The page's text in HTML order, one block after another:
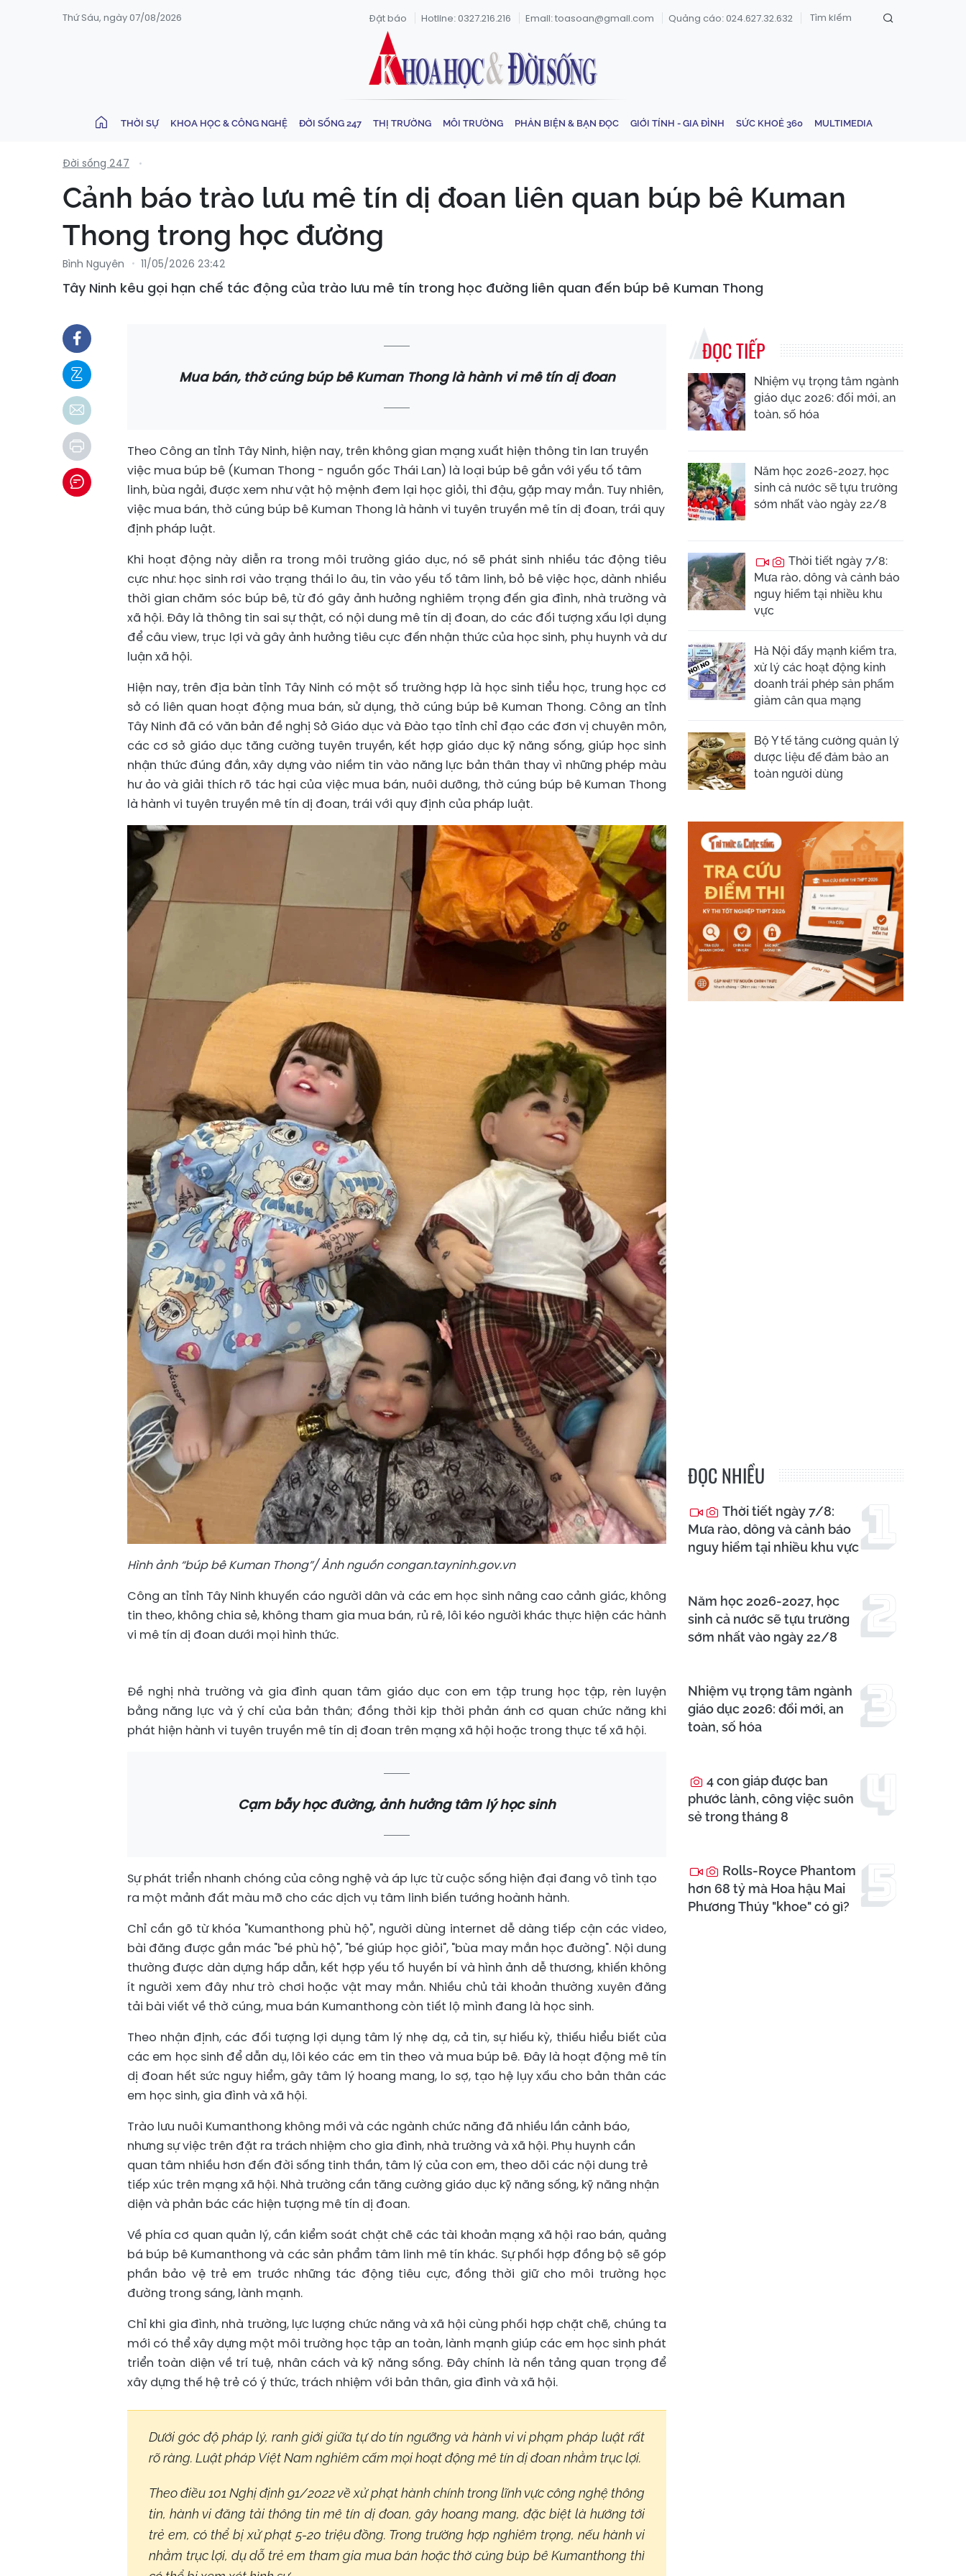
Thứ Sáu, ngày 07/08/2026 Đặt báo Hotline: 0327.216.216 Email: toasoan@gmail.com Quảng cáo: 024.627.32.632
THỜI SỰ KHOA HỌC & CÔNG NGHỆ ĐỜI SỐNG 247 THỊ TRƯỜNG MÔI TRƯỜNG PHẢN BIỆN & BẠN ĐỌC GIỚI TÍNH - GIA ĐÌNH SỨC KHOẺ 360 MULTIMEDIA
Đời sống 247
Cảnh báo trào lưu mê tín dị đoan liên quan búp bê Kuman
Thong trong học đường
Bình Nguyên 11/05/2026 23:42
Tây Ninh kêu gọi hạn chế tác động của trào lưu mê tín trong học đường liên quan đến búp bê Kuman Thong
Mua bán, thờ cúng búp bê Kuman Thong là hành vi mê tín dị đoan
Theo Công an tỉnh Tây Ninh, hiện nay, trên không gian mạng xuất hiện thông tin lan truyền
việc mua búp bê (Kuman Thong - nguồn gốc Thái Lan) là loại búp bê gắn với yếu tố tâm
linh, bùa ngải, được xem như vật hộ mệnh đem lại học giỏi, thi đậu, gặp may mắn. Tuy nhiên,
việc mua bán, thờ cúng búp bê Kuman Thong là hành vi tuyên truyền mê tín dị đoan, trái quy
định pháp luật.
Khi hoạt động này diễn ra trong môi trường giáo dục, nó sẽ phát sinh nhiều tác động tiêu
cực như: học sinh rơi vào trạng thái lo âu, tin vào yếu tố tâm linh, bỏ bê việc học, dành nhiều
thời gian chăm sóc búp bê, từ đó gây ảnh hưởng nghiêm trọng đến gia đình, nhà trường và
xã hội. Đây là thông tin sai sự thật, có nội dung mê tín dị đoan, do các đối tượng xấu lợi dụng
để câu view, trục lợi và gây ảnh hưởng tiêu cực đến nhận thức của học sinh, phụ huynh và dư
luận xã hội.
Hiện nay, trên địa bàn tỉnh Tây Ninh có một số trường hợp là học sinh tiểu học, trung học cơ
sở có liên quan hoạt động mua bán, sử dụng, thờ cúng búp bê Kuman Thong. Công an tỉnh
Tây Ninh đã có văn bản đề nghị Sở Giáo dục và Đào tạo tỉnh chỉ đạo các đơn vị chuyên môn,
các cơ sở giáo dục tăng cường tuyên truyền, kết hợp giáo dục kỹ năng sống, giúp học sinh
nhận thức đúng đắn, xây dựng vào niềm tin vào năng lực bản thân thay vì những phép màu
hư ảo và giải thích rõ tác hại của việc mua bán, nuôi dưỡng, thờ cúng búp bê Kuman Thong
là hành vi tuyên truyền mê tín dị đoan, trái với quy định của pháp luật.
Hình ảnh “búp bê Kuman Thong”/ Ảnh nguồn congan.tayninh.gov.vn
Công an tỉnh Tây Ninh khuyến cáo người dân và các em học sinh nâng cao cảnh giác, không
tin theo, không chia sẻ, không tham gia mua bán, rủ rê, lôi kéo người khác thực hiện các hành
vi mê tín dị đoan dưới mọi hình thức.
Đề nghị nhà trường và gia đình quan tâm giáo dục con em tập trung học tập, rèn luyện
bằng năng lực và ý chí của bản thân; đồng thời kịp thời phản ánh cơ quan chức năng khi
phát hiện hành vi tuyên truyền mê tín dị đoan trên mạng xã hội hoặc trong thực tế xã hội.
Cạm bẫy học đường, ảnh hưởng tâm lý học sinh
Sự phát triển nhanh chóng của công nghệ và áp lực từ cuộc sống hiện đại đang vô tình tạo
ra một mảnh đất màu mỡ cho các dịch vụ tâm linh biến tướng hoành hành.
Chỉ cần gõ từ khóa "Kumanthong phù hộ", người dùng internet dễ dàng tiếp cận các video,
bài đăng được gắn mác "bé phù hộ", "bé giúp học giỏi", "bùa may mắn học đường". Nội dung
thường được dàn dựng hấp dẫn, kết hợp yếu tố huyền bí và hình ảnh dễ thương, khiến không
ít người xem đây như trò chơi hoặc vật may mắn. Nhiều chủ tài khoản thường xuyên đăng
tải bài viết về thờ cúng, mua bán Kumanthong còn tiết lộ mình đang là học sinh.
Theo nhận định, các đối tượng lợi dụng tâm lý nhẹ dạ, cả tin, sự hiếu kỳ, thiếu hiểu biết của
các em học sinh để dẫn dụ, lôi kéo các em tin theo và mua búp bê. Đây là hoạt động mê tín
dị đoan hết sức nguy hiểm, gây tâm lý hoang mang, lo sợ, tạo hệ lụy xấu cho bản thân các
em học sinh, gia đình và xã hội.
Trào lưu nuôi Kumanthong không mới và các ngành chức năng đã nhiều lần cảnh báo,
nhưng sự việc trên đặt ra trách nhiệm cho gia đình, nhà trường và xã hội. Phụ huynh cần
quan tâm nhiều hơn đến đời sống tinh thần, tâm lý của con em, theo dõi các nội dung trẻ
tiếp xúc trên mạng xã hội. Nhà trường cần tăng cường giáo dục kỹ năng sống, kỹ năng nhận
diện và phản bác các hiện tượng mê tín dị đoan.
Về phía cơ quan quản lý, cần kiểm soát chặt chẽ các tài khoản mạng xã hội rao bán, quảng
bá búp bê Kumanthong và các sản phẩm tâm linh mê tín khác. Sự phối hợp đồng bộ sẽ góp
phần bảo vệ trẻ em trước những tác động tiêu cực, đồng thời giữ cho môi trường học
đường trong sáng, lành mạnh.
Chỉ khi gia đình, nhà trường, lực lượng chức năng và xã hội cùng phối hợp chặt chẽ, chúng ta
mới có thể xây dựng một môi trường học tập an toàn, lành mạnh giúp các em học sinh phát
triển toàn diện về trí tuệ, nhân cách và kỹ năng sống. Đây chính là nền tảng quan trọng để
xây dựng thế hệ trẻ có ý thức, trách nhiệm với bản thân, gia đình và xã hội.
Dưới góc độ pháp lý, ranh giới giữa tự do tín ngưỡng và hành vi vi phạm pháp luật rất
rõ ràng. Luật pháp Việt Nam nghiêm cấm mọi hoạt động mê tín dị đoan nhằm trục lợi.
Theo điều 101 Nghị định 91/2022 về xử phạt hành chính trong lĩnh vực công nghệ thông
tin, hành vi đăng tải thông tin mê tín dị đoan, gây hoang mang, đặc biệt là hướng tới
trẻ em, có thể bị xử phạt 5-20 triệu đồng. Trong trường hợp nghiêm trọng, nếu hành vi
nhằm trục lợi, dụ dỗ trẻ em tham gia mua bán hoặc thờ cúng búp bê Kumanthong thì
ĐỌC TIẾP
Nhiệm vụ trọng tâm ngành
giáo dục 2026: đổi mới, an
toàn, số hóa
Năm học 2026-2027, học
sinh cả nước sẽ tựu trường
sớm nhất vào ngày 22/8
Thời tiết ngày 7/8:
Mưa rào, dông và cảnh báo
nguy hiểm tại nhiều khu
vực
Hà Nội đẩy mạnh kiểm tra,
xử lý các hoạt động kinh
doanh trái phép sản phẩm
giảm cân qua mạng
Bộ Y tế tăng cường quản lý
dược liệu để đảm bảo an
toàn người dùng
ĐỌC NHIỀU
Thời tiết ngày 7/8:
Mưa rào, dông và cảnh báo
nguy hiểm tại nhiều khu vực
Năm học 2026-2027, học
sinh cả nước sẽ tựu trường
sớm nhất vào ngày 22/8
Nhiệm vụ trọng tâm ngành
giáo dục 2026: đổi mới, an
toàn, số hóa
4 con giáp được ban
phước lành, công việc suôn
sẻ trong tháng 8
Rolls-Royce Phantom
hơn 68 tỷ mà Hoa hậu Mai
Phương Thúy "khoe" có gì?